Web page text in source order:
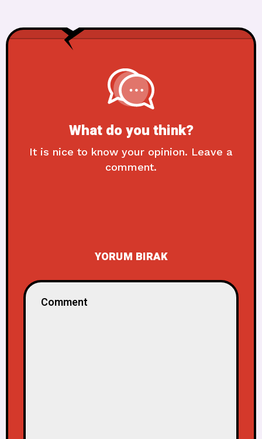
What do you think?
It is nice to know your opinion. Leave a
comment.
YORUM BIRAK